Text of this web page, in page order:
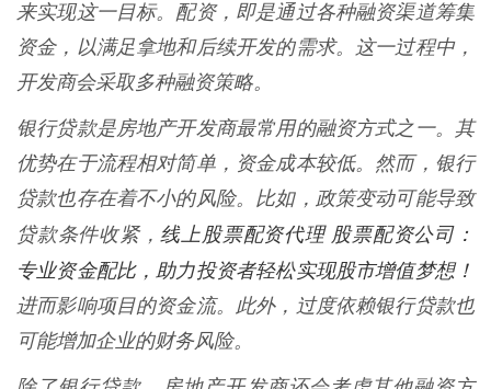
来实现这一目标。配资，即是通过各种融资渠道筹集
资金，以满足拿地和后续开发的需求。这一过程中，
开发商会采取多种融资策略。
银行贷款是房地产开发商最常用的融资方式之一。其
优势在于流程相对简单，资金成本较低。然而，银行
贷款也存在着不小的风险。比如，政策变动可能导致
贷款条件收紧，线上股票配资代理 股票配资公司：
专业资金配比，助力投资者轻松实现股市增值梦想！
进而影响项目的资金流。此外，过度依赖银行贷款也
可能增加企业的财务风险。